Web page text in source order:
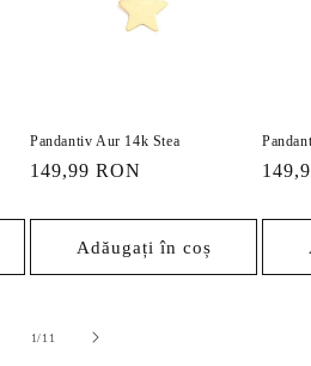
Pandantiv Aur 14k Stea
Preț
149,99 RON
Adăugați în coș
Preț
1/din
11